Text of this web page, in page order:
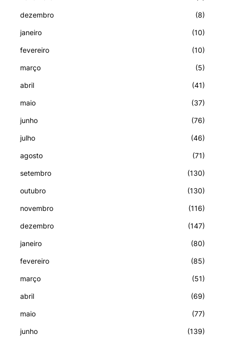
dezembro (8)
janeiro (10)
fevereiro (10)
março (5)
abril (41)
maio (37)
junho (76)
julho (46)
agosto (71)
setembro (130)
outubro (130)
novembro (116)
dezembro (147)
janeiro (80)
fevereiro (85)
março (51)
abril (69)
maio (77)
junho (139)